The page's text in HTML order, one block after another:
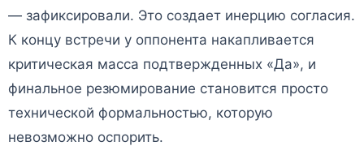
— зафиксировали. Это создает инерцию согласия.
К концу встречи у оппонента накапливается
критическая масса подтвержденных «Да», и
финальное резюмирование становится просто
технической формальностью, которую
невозможно оспорить.